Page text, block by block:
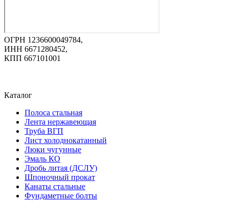
ОГРН 1236600049784,
ИНН 6671280452,
КПП 667101001
Каталог
Полоса стальная
Лента нержавеющая
Труба ВГП
Лист холоднокатанный
Люки чугунные
Эмаль КО
Дробь литая (ДСЛУ)
Шпоночный прокат
Канаты стальные
Фундаметные болты